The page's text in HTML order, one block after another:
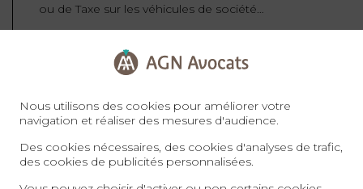
ou de Taxe sur les véhicules de société…
Quoi qu’il en soit, le revirement de la doctrine
administrative concernant la rémunération des
associés des SEL constitue une révolution fiscale
mais également juridique. Si les activités exerçant
sous cette forme juridique sont nombreuses
(architectes, avocats, professions médicales…), il
Nous utilisons des cookies pour améliorer votre
navigation et réaliser des mesures d'audience.
Des cookies nécessaires, des cookies d'analyses de trafic,
des cookies de publicités personnalisées.